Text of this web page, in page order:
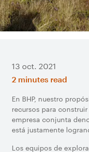
13 oct. 2021
2 minutes read
En BHP, nuestro
recursos para
empresa conjunta
está justamente
Los equipos de